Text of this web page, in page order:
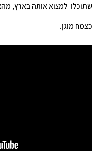
שתוכלו למצוא אותה בארץ,
כצמח מוגן.